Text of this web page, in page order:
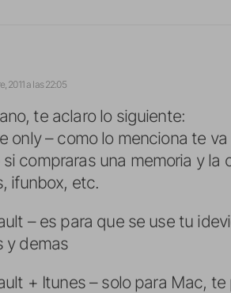
2011 a las 22:05
te aclaro lo siguiente:
only – como lo menciona te
compraras una memoria y
ifunbox, etc.
– es para que se use tu
y demas
+ Itunes – solo para Mac,